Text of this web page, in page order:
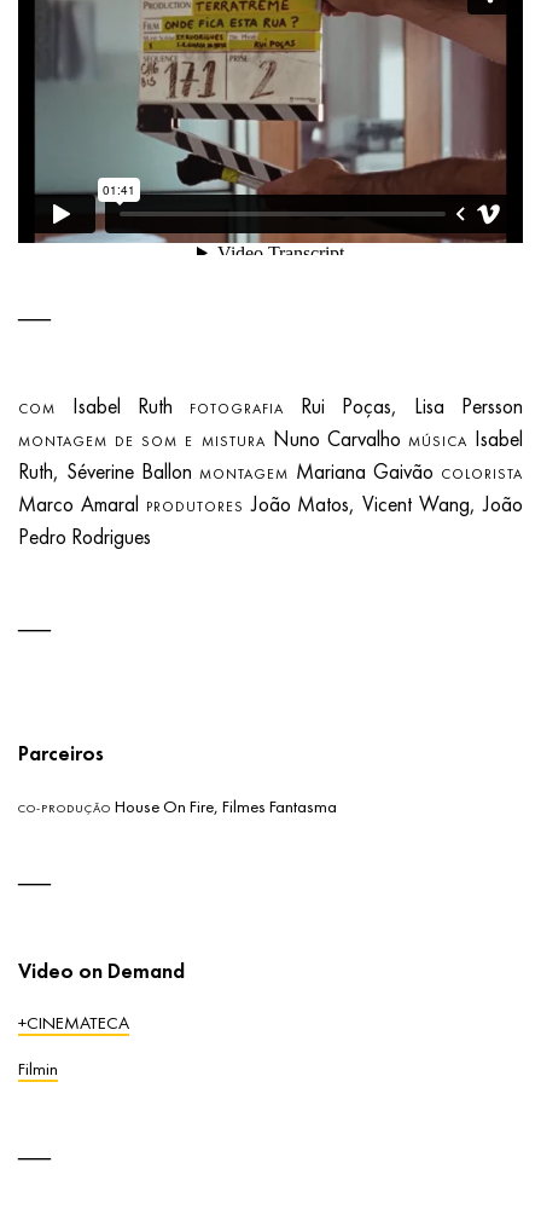
COM Isabel Ruth FOTOGRAFIA Rui Poças, Lisa Persson
MONTAGEM DE SOM E MISTURA Nuno Carvalho MÚSICA Isabel
Ruth, Séverine Ballon MONTAGEM Mariana Gaivão COLORISTA
Marco Amaral PRODUTORES João Matos, Vicent Wang, João
Pedro Rodrigues
Parceiros
CO-PRODUÇÃO House On Fire, Filmes Fantasma
Video on Demand
+CINEMATECA
Filmin